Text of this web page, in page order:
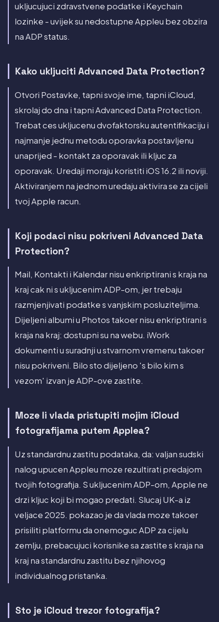
ukljucujuci zdravstvene podatke i Keychain
lozinke - uvijek su nedostupne Appleu bez obzira
na ADP status.
Kako ukljuciti Advanced Data Protection?
Otvori Postavke, tapni svoje ime, tapni iCloud,
skrolaj do dna i tapni Advanced Data Protection.
Trebat ces ukljucenu dvofaktorsku autentifikaciju i
najmanje jednu metodu oporavka postavljenu
unaprijed - kontakt za oporavak ili kljuc za
oporavak. Uredaji moraju koristiti iOS 16.2 ili noviji.
Aktiviranjem na jednom uredaju aktivira se za cijeli
tvoj Apple racun.
Koji podaci nisu pokriveni Advanced Data
Protection?
Mail, Kontakti i Kalendar nisu enkriptirani s kraja na
kraj cak ni s ukljucenim ADP-om, jer trebaju
razmjenjivati podatke s vanjskim posluziteljima.
Dijeljeni albumi u Photos takoer nisu enkriptirani s
kraja na kraj: dostupni su na webu. iWork
dokumenti u suradnji u stvarnom vremenu takoer
nisu pokriveni. Bilo sto dijeljeno 's bilo kim s
vezom' izvan je ADP-ove zastite.
Moze li vlada pristupiti mojim iCloud
fotografijama putem Applea?
Uz standardnu zastitu podataka, da: valjan sudski
nalog upucen Appleu moze rezultirati predajom
tvojih fotografija. S ukljucenim ADP-om, Apple ne
drzi kljuc koji bi mogao predati. Slucaj UK-a iz
veljace 2025. pokazao je da vlada moze takoer
prisiliti platformu da onemoguc ADP za cijelu
zemlju, prebacujuci korisnike sa zastite s kraja na
kraj na standardnu zastitu bez njihovog
individualnog pristanka.
Sto je iCloud trezor fotografija?